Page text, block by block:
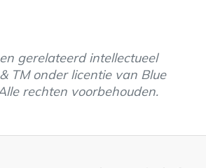
gerelateerd intellectueel
TM onder licentie van Blue
rechten voorbehouden.